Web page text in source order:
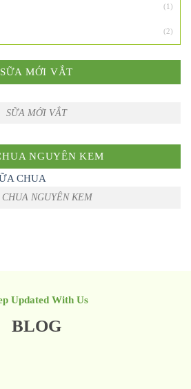
(1)
(2)
SỮA MỚI VẮT
SỮA MỚI VẮT
NGUYÊN KEM
CHUA NGUYÊN KEM
Updated With Us
BLOG